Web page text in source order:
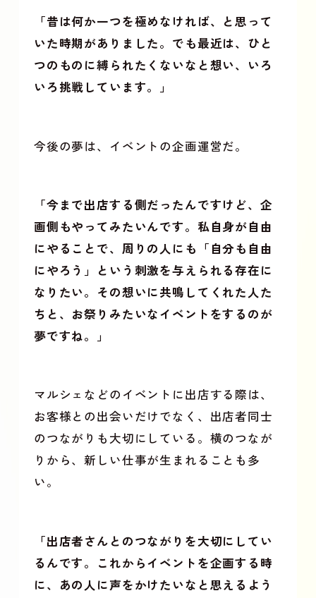
「昔は何か一つを極めなければ、と思って
いた時期がありました。でも最近は、ひと
つのものに縛られたくないなと想い、いろ
いろ挑戦しています。」
今後の夢は、イベントの企画運営だ。
「今まで出店する側だったんですけど、企
画側もやってみたいんです。私自身が自由
にやることで、周りの人にも「自分も自由
にやろう」という刺激を与えられる存在に
なりたい。その想いに共鳴してくれた人た
ちと、お祭りみたいなイベントをするのが
夢ですね。」
マルシェなどのイベントに出店する際は、
お客様との出会いだけでなく、出店者同士
のつながりも大切にしている。横のつなが
りから、新しい仕事が生まれることも多
い。
「出店者さんとのつながりを大切にしてい
るんです。これからイベントを企画する時
に、あの人に声をかけたいなと思えるよう